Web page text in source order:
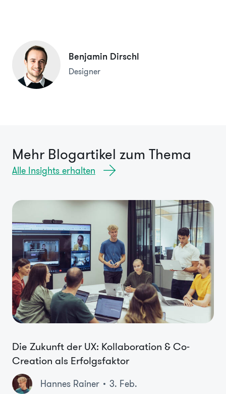
Benjamin Dirschl
Designer
Mehr Blogartikel zum Thema
Alle Insights erhalten
Die Zukunft der UX: Kollaboration & Co-
Creation als Erfolgsfaktor
Hannes Rainer 3. Feb.